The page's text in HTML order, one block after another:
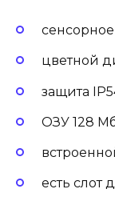
цветной
защита
ОЗУ 128
есть слот